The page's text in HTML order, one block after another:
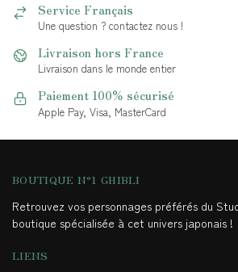
Service Français
Une question ? contactez nous !
Livraison hors France
Livraison dans le monde entier
Paiement 100% sécurisé
Apple Pay, Visa, MasterCard
BOUTIQUE N°1 GHIBLI
Retrouvez vos personnages préférés du
boutique spécialisée à cet univers japonais !
LIENS